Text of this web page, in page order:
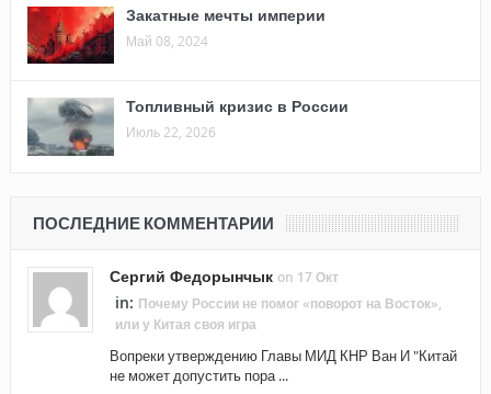
Закатные мечты империи
Май 08, 2024
Топливный кризис в России
Июль 22, 2026
ПОСЛЕДНИЕ КОММЕНТАРИИ
Сергий Федорынчык on 17 Окт
in: Почему России не помог «поворот на Восток»,
или у Китая своя игра
Вопреки утверждению Главы МИД КНР Ван И "Китай
не может допустить пора ...